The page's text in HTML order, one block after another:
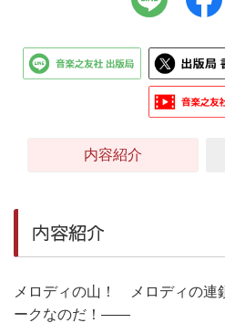
内容紹介
内容紹介
メロディの山！ メロディの
ークなのだ！――